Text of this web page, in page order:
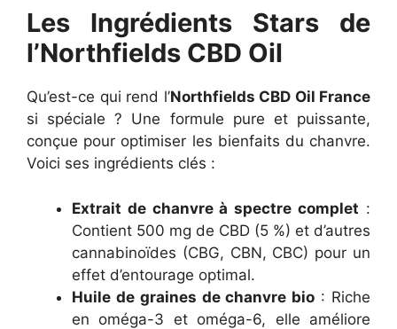
Les Ingrédients Stars de
l’Northfields CBD Oil
Qu’est-ce qui rend l’Northfields CBD Oil France
si spéciale ? Une formule pure et puissante,
conçue pour optimiser les bienfaits du chanvre.
Voici ses ingrédients clés :
Extrait de chanvre à spectre complet :
Contient 500 mg de CBD (5 %) et d’autres
cannabinoïdes (CBG, CBN, CBC) pour un
effet d’entourage optimal.
Huile de graines de chanvre bio : Riche
en oméga-3 et oméga-6, elle améliore